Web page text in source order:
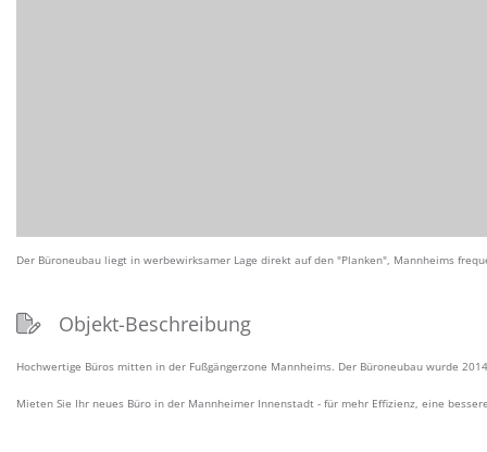
Der Büroneubau liegt in werbewirksamer Lage direkt auf den "Planken", Mannheims
Objekt-Beschreibung
Hochwertige Büros mitten in der Fußgängerzone Mannheims. Der Büroneubau wurde
Mieten Sie Ihr neues Büro in der Mannheimer Innenstadt - für mehr Effizienz, eine